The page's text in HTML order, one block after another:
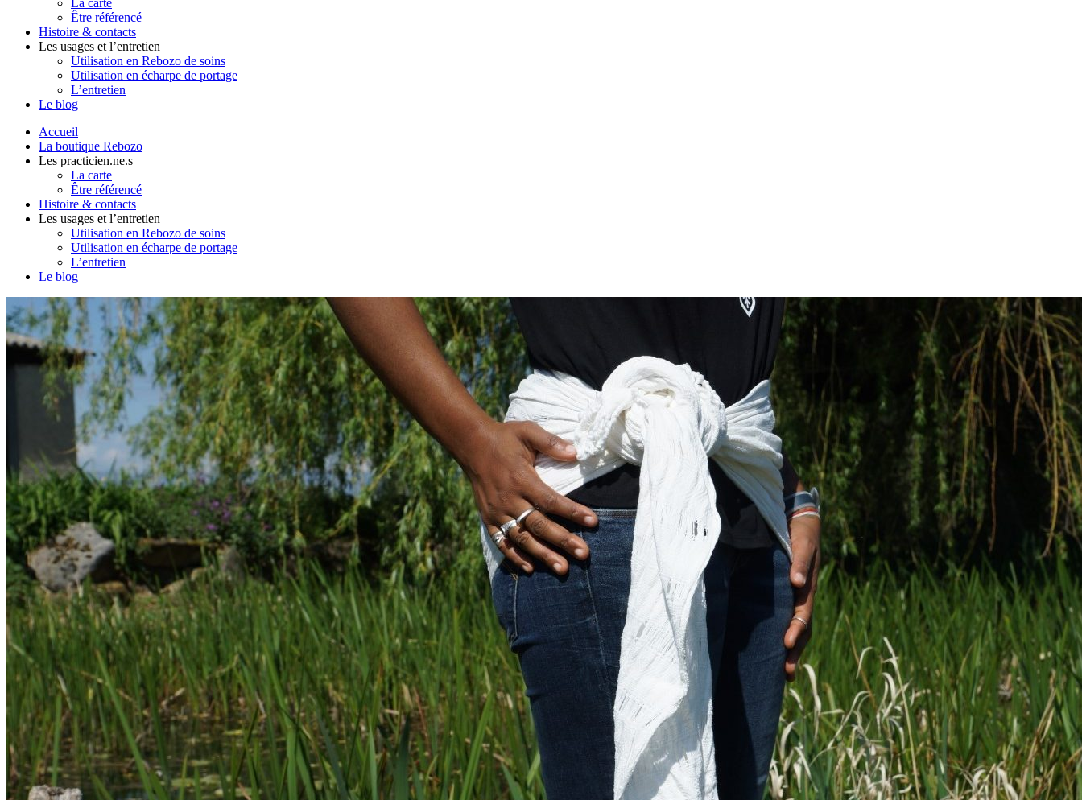
La carte
Être référencé
Histoire & contacts
Les usages et l’entretien
Utilisation en Rebozo de soins
Utilisation en écharpe de portage
L’entretien
Le blog
Accueil
La boutique Rebozo
Les practicien.ne.s
La carte
Être référencé
Histoire & contacts
Les usages et l’entretien
Utilisation en Rebozo de soins
Utilisation en écharpe de portage
L’entretien
Le blog